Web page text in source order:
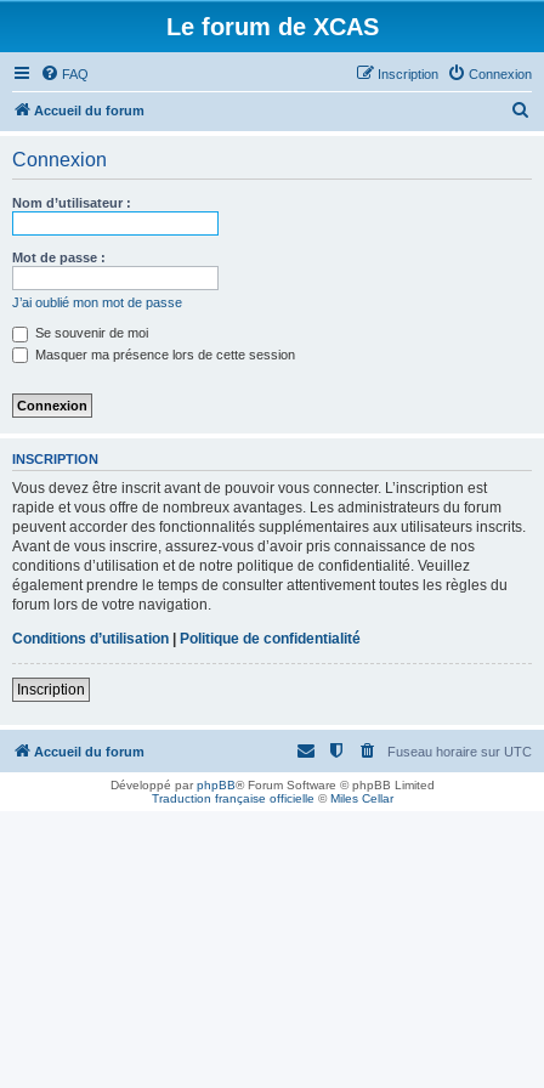
Le forum de XCAS
FAQ Connexion
Inscription
Accueil du forum
Connexion
Nom d’utilisateur :
Mot de passe :
J’ai oublié mon mot de passe
Se souvenir de moi
Masquer ma présence lors de cette session
INSCRIPTION
Vous devez être inscrit avant de pouvoir vous connecter. L’inscription est
rapide et vous offre de nombreux avantages. Les administrateurs du forum
peuvent accorder des fonctionnalités supplémentaires aux utilisateurs inscrits.
Avant de vous inscrire, assurez-vous d’avoir pris connaissance de nos
conditions d’utilisation et de notre politique de confidentialité. Veuillez
également prendre le temps de consulter attentivement toutes les règles du
forum lors de votre navigation.
Conditions d’utilisation | Politique de confidentialité
Inscription
Accueil du forum Fuseau horaire sur UTC
Développé parphpBB® Forum Software © phpBB Limited
Traduction française officielle ©Miles Cellar